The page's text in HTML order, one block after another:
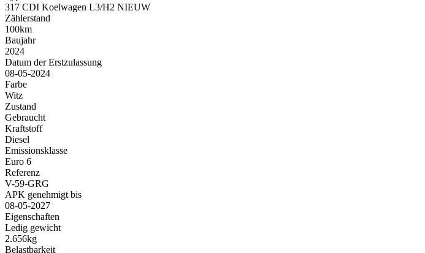
317 CDI Koelwagen L3/H2 NIEUW
Zählerstand
100km
Baujahr
2024
Datum der Erstzulassung
08-05-2024
Farbe
Witz
Zustand
Gebraucht
Kraftstoff
Diesel
Emissionsklasse
Euro 6
Referenz
V-59-GRG
APK genehmigt bis
08-05-2027
Eigenschaften
Ledig gewicht
2.656kg
Belastbarkeit